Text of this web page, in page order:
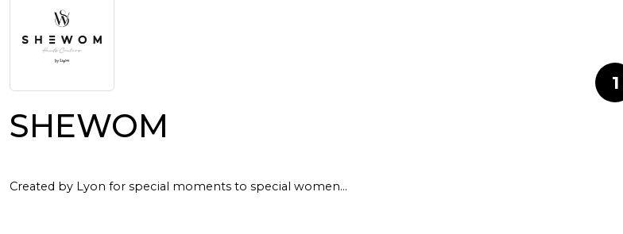
SHEWOM
1
Created by Lyon for special moments to special women…